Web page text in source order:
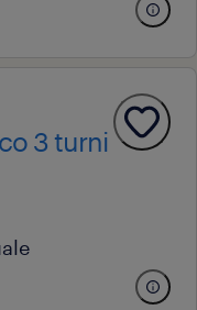
3 turni